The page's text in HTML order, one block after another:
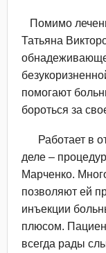
Помимо
Татьяна
помогают
бороться за
Работает в
деле –
Марченко.
позволяют ей
инъекции
плюсом.
всегда рады